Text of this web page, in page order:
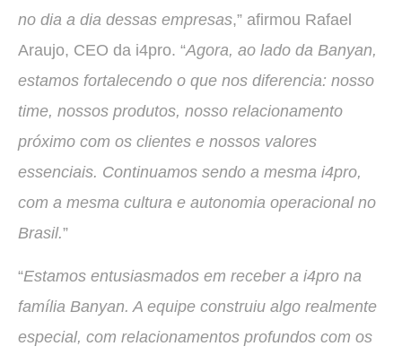
no dia a dia dessas empresas,” afirmou Rafael
Araujo, CEO da i4pro. “Agora, ao lado da Banyan,
estamos fortalecendo o que nos diferencia: nosso
time, nossos produtos, nosso relacionamento
próximo com os clientes e nossos valores
essenciais. Continuamos sendo a mesma i4pro,
com a mesma cultura e autonomia operacional no
Brasil.”
“Estamos entusiasmados em receber a i4pro na
família Banyan. A equipe construiu algo realmente
especial, com relacionamentos profundos com os